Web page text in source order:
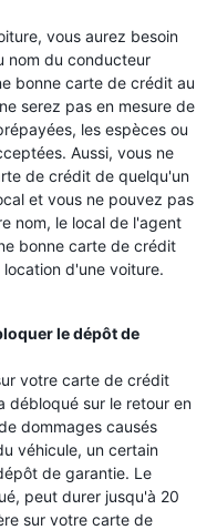
vous aurez besoin
nom du conducteur
bonne carte de crédit au
serez pas en mesure de
les espèces ou
Aussi, vous ne
de crédit de quelqu'un
et vous ne pouvez pas
nom, le local de l'agent
bonne carte de crédit
d'une voiture.
le dépôt de
votre carte de crédit
débloqué sur le retour en
dommages causés
véhicule, un certain
de garantie. Le
peut durer jusqu'à 20
sur votre carte de